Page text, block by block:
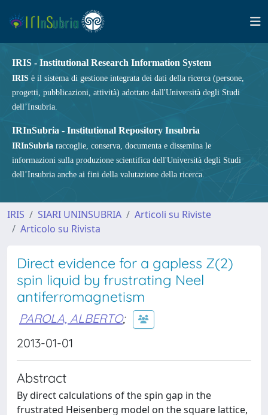
IRIS - Institutional Research Information System
IRIS è il sistema di gestione integrata dei dati della ricerca (persone,
progetti, pubblicazioni, attività) adottato dall'Università degli Studi
dell’Insubria.
IRInSubria - Institutional Repository Insubria
IRInSubria raccoglie, conserva, documenta e dissemina le
informazioni sulla produzione scientifica dell'Università degli Studi
dell’Insubria anche ai fini della valutazione della ricerca.
IRIS SIARI UNINSUBRIA
Articoli su Riviste
Articolo su Rivista
Direct evidence for a gapless Z(2)
spin liquid by frustrating Neel
antiferromagnetism
PAROLA, ALBERTO;
2013-01-01
Abstract
By direct calculations of the spin gap in the
frustrated Heisenberg model on the square lattice,